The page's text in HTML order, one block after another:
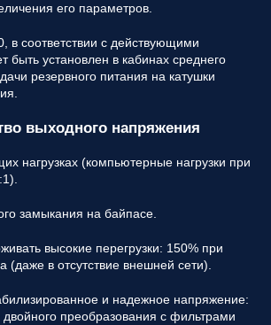
его параметров.
в соответствии с действующими
быть установлен в кабинах среднего
резервного питания на катушки
выходного напряжения
нагрузках (компьютерные нагрузки при
замыкания на байпасе.
высокие перегрузки: 150% при
(даже в отсутствие внешней сети).
и надежное напряжение:
двойного преобразования с фильтрами